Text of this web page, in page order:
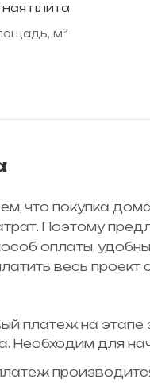
плита
м²
что покупка
Поэтому
оплаты,
весь проект
платеж на этапе
Необходим для